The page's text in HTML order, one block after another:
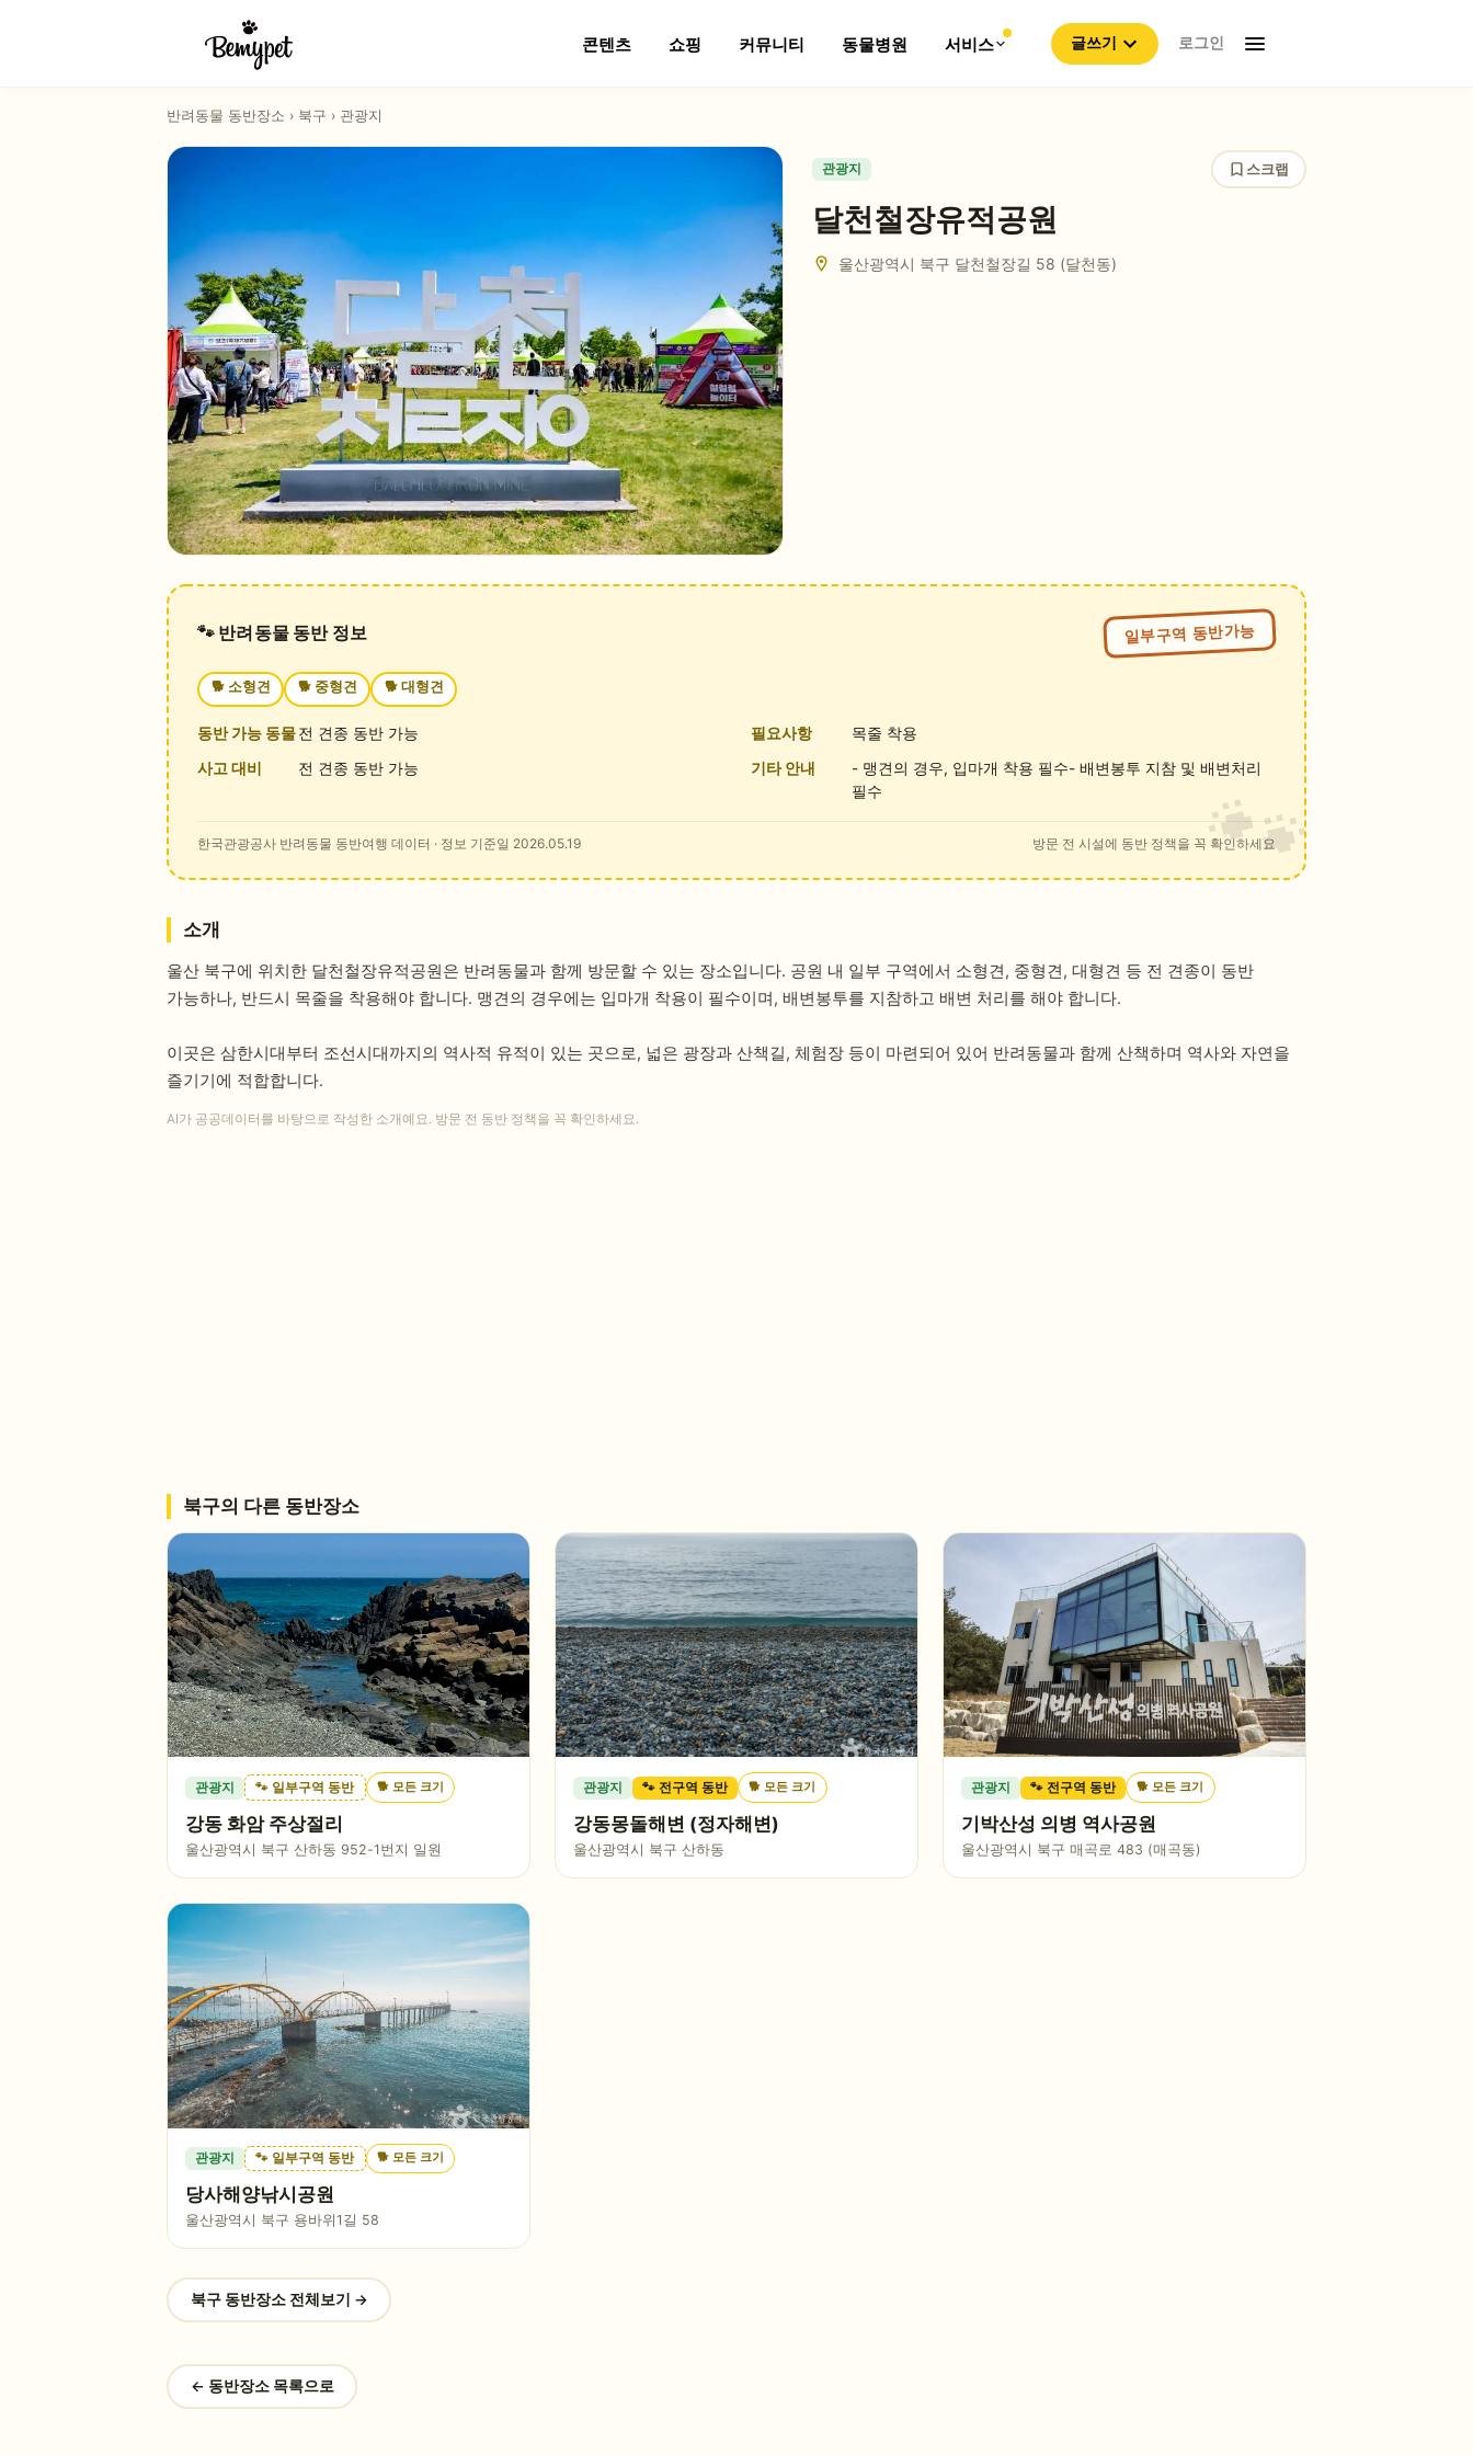
콘텐츠 쇼핑 커뮤니티 동물병원 서비스 글쓰기 로그인
반려동물 동반장소 › 북구 › 관광지
관광지 스크랩
달천철장유적공원
울산광역시 북구 달천철장길 58 (달천동)
🐾 반려동물 동반 정보 일부구역 동반가능
🐕 소형견 🐕 중형견 🐕 대형견
동반 가능 동물전 견종 동반 가능 필요사항
목줄 착용
사고 대비
전 견종 동반 가능 기타 안내
- 맹견의 경우, 입마개 착용 필수- 배변봉투 지참 및 배변처리
필수
한국관광공사 반려동물 동반여행 데이터 · 정보 기준일 2026.05.19 방문 전 시설에 동반 정책을 꼭 확인하세요
소개
울산 북구에 위치한 달천철장유적공원은 반려동물과 함께 방문할 수 있는 장소입니다. 공원 내 일부 구역에서 소형견, 중형견, 대형견 등 전 견종이 동반
가능하나, 반드시 목줄을 착용해야 합니다. 맹견의 경우에는 입마개 착용이 필수이며, 배변봉투를 지참하고 배변 처리를 해야 합니다.
이곳은 삼한시대부터 조선시대까지의 역사적 유적이 있는 곳으로, 넓은 광장과 산책길, 체험장 등이 마련되어 있어 반려동물과 함께 산책하며 역사와 자연을
즐기기에 적합합니다.
AI가 공공데이터를 바탕으로 작성한 소개예요. 방문 전 동반 정책을 꼭 확인하세요.
북구의 다른 동반장소
관광지 🐾 일부구역 동반 🐕 모든 크기
강동 화암 주상절리
울산광역시 북구 산하동 952-1번지 일원
관광지 🐾 전구역 동반 🐕 모든 크기
강동몽돌해변 (정자해변)
울산광역시 북구 산하동
관광지 🐾 전구역 동반 🐕 모든 크기
기박산성 의병 역사공원
울산광역시 북구 매곡로 483 (매곡동)
관광지 🐾 일부구역 동반 🐕 모든 크기
당사해양낚시공원
울산광역시 북구 용바위1길 58
북구동반장소 전체보기 →
← 동반장소 목록으로